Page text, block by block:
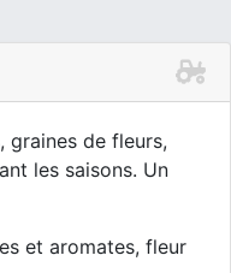
graines de fleurs,
les saisons. Un
et aromates, fleur